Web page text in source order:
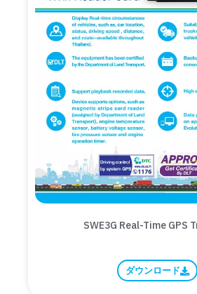
SWE3G Real-Time GPS
ダウンロード